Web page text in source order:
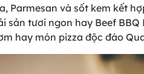
Parmesan và sốt kem kết
tươi ngon hay Beef
hay món pizza độc đáo